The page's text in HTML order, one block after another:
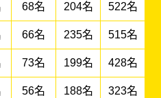
68名 204名 522名
66名 235名 515名
73名 199名 428名
56名 188名 323名